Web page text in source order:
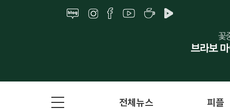
전체뉴스 피플